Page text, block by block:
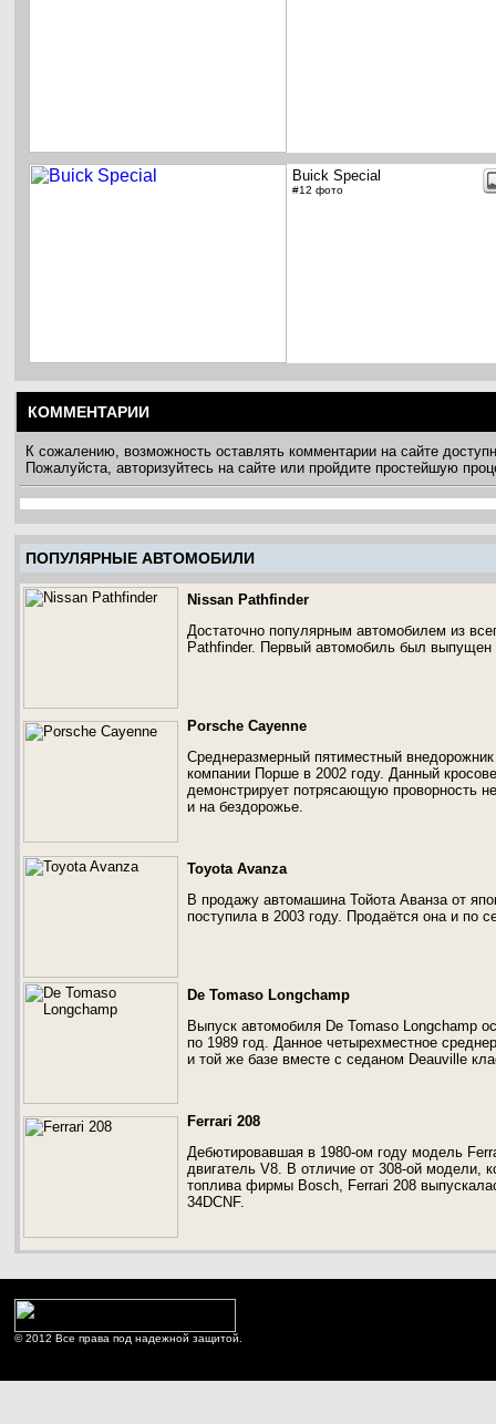
Buick Special
#12 фото
КОММЕНТАРИИ
К сожалению, возможность оставлять комментарии на сайте
Пожалуйста, авторизуйтесь на сайте или пройдите простейшую
ПОПУЛЯРНЫЕ АВТОМОБИЛИ
Nissan Pathfinder
Достаточно популярным автомобилем из
Pathfinder. Первый автомобиль был выпущен
Porsche Cayenne
Среднеразмерный пятиместный
компании Порше в 2002 году. Данный
демонстрирует потрясающую проворность
и на бездорожье.
Toyota Avanza
В продажу автомашина Тойота Аванза от
поступила в 2003 году. Продаётся она и по
De Tomaso Longchamp
Выпуск автомобиля De Tomaso Longchamp
по 1989 год. Данное четырехместное
и той же базе вместе с седаном Deauville
Ferrari 208
Дебютировавшая в 1980-ом году модель
двигатель V8. В отличие от 308-ой модели,
топлива фирмы Bosch, Ferrari 208
34DCNF.
© 2012 Все права под надежной защитой.